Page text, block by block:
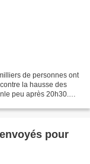
de personnes ont
la hausse des
peu après 20h30.
pour